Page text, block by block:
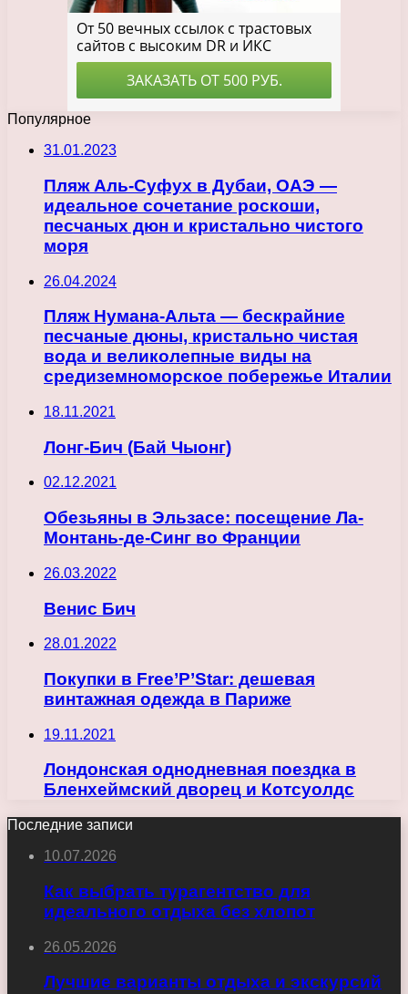
Популярное
31.01.2023
Пляж Аль-Суфух в Дубаи, ОАЭ —
идеальное сочетание роскоши,
песчаных дюн и кристально чистого
моря
26.04.2024
Пляж Нумана-Альта — бескрайние
песчаные дюны, кристально чистая
вода и великолепные виды на
средиземноморское побережье Италии
18.11.2021
Лонг-Бич (Бай Чыонг)
02.12.2021
Обезьяны в Эльзасе: посещение Ла-
Монтань-де-Синг во Франции
26.03.2022
Венис Бич
28.01.2022
Покупки в Free’P’Star: дешевая
винтажная одежда в Париже
19.11.2021
Лондонская однодневная поездка в
Бленхеймский дворец и Котсуолдс
Последние записи
10.07.2026
Как выбрать турагентство для
идеального отдыха без хлопот
26.05.2026
Лучшие варианты отдыха и экскурсий